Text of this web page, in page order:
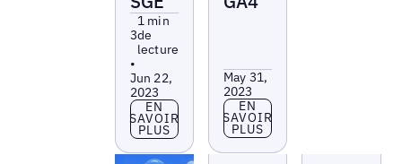
3
1 min
de
lecture
•
Jun 22,
2023
En savoir plus
EN
SAVOIR
PLUS
May 31,
2023
En savoir plus
EN
SAVOIR
PLUS